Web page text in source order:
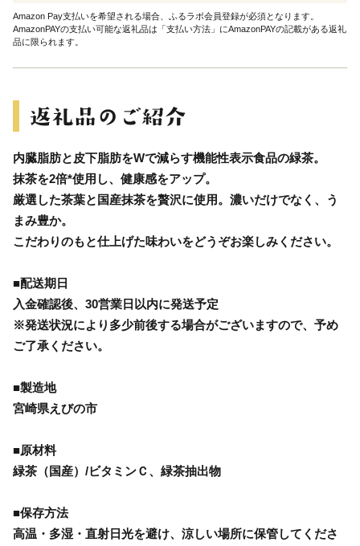
Amazon Pay支払いを希望される場合、ふるラボ会員登録が必須となります。
AmazonPAYの支払い可能な返礼品は「支払い方法」にAmazonPAYの記載がある返礼
品に限られます。
内臓脂肪と皮下脂肪をWで減らす機能性表示食品の緑茶。
抹茶を2倍*使用し、健康感をアップ。
厳選した茶葉と国産抹茶を贅沢に使用。濃いだけでなく、う
まみ豊か。
こだわりのもと仕上げた味わいをどうぞお楽しみください。
■配送期日
入金確認後、30営業日以内に発送予定
※発送状況により多少前後する場合がございますので、予め
ご了承ください。
■製造地
宮崎県えびの市
■原材料
緑茶（国産）/ビタミンＣ、緑茶抽出物
■保存方法
高温・多湿・直射日光を避け、涼しい場所に保管してくださ